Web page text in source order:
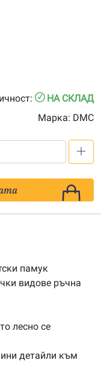
НА СКЛАД
Марка: DMC
памук
видове ръчна
лесно се
детайли към